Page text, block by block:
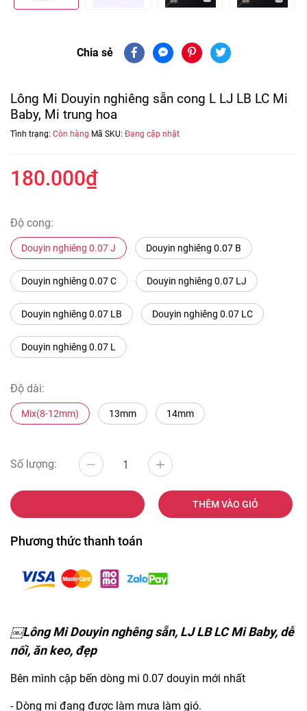
Chia sẻ
Lông Mi Douyin nghiêng sẵn cong L LJ LB LC Mi
Baby, Mi trung hoa
Tình trạng: Còn hàng Mã SKU: Đang cập nhật
180.000₫
Độ cong:
Douyin nghiêng 0.07 J Douyin nghiêng 0.07 B
Douyin nghiêng 0.07 C Douyin nghiêng 0.07 LJ
Douyin nghiêng 0.07 LB Douyin nghiêng 0.07 LC
Douyin nghiêng 0.07 L
Độ dài:
Mix(8-12mm) 13mm 14mm
Số lượng:
THÊM VÀO GIỎ
Phương thức thanh toán
￼Lông Mi Douyin nghêng sẵn, LJ LB LC Mi Baby, dễ
nối, ăn keo, đẹp
Bên mình cập bến dòng mi 0.07 douyin mới nhất
- Dòng mi đang được làm mưa làm gió.